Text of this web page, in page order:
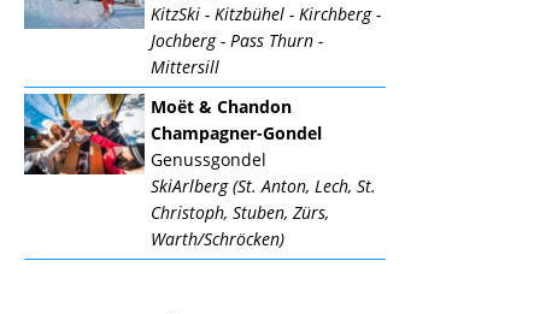
KitzSki - Kitzbühel - Kirchberg -
Jochberg - Pass Thurn -
Mittersill
Moët & Chandon
Champagner-Gondel
Genussgondel
SkiArlberg (St. Anton, Lech, St.
Christoph, Stuben, Zürs,
Warth/Schröcken)